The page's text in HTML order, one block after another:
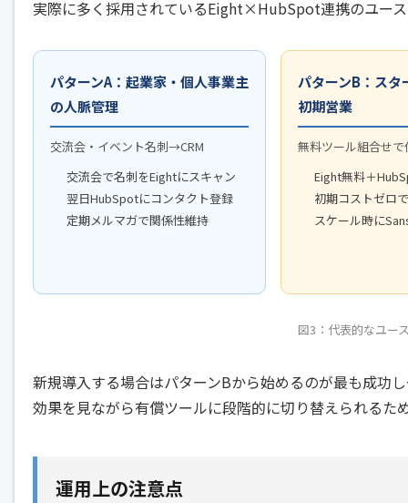
実際に多く採用されているEight×HubSpot連携のユー
パターンA：起業家・個人事業主
の人脈管理
交流会・イベント名刺→CRM
交流会で名刺をEightにスキャン
翌日HubSpotにコンタクト登録
定期メルマガで関係性維持
パターンB：スタ
初期営業
無料ツール組合せで
Eight無料＋
初期コストゼロ
スケール時に
図3：代表的なユー
新規導入する場合はパターンBから始めるのが最も成功
効果を見ながら有償ツールに段階的に切り替えられるた
運用上の注意点